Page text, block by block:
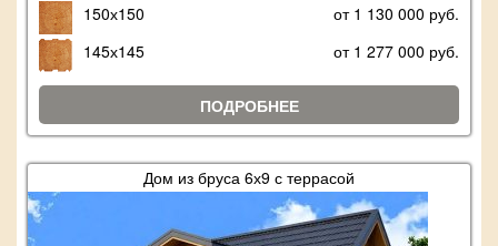
150х150
от 1 130 000 руб.
145х145
от 1 277 000 руб.
ПОДРОБНЕЕ
Дом из бруса 6х9 с террасой